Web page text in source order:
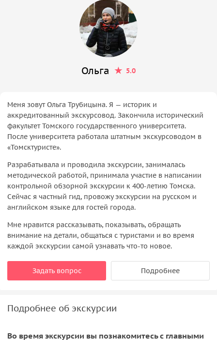
Ольга 5.0
Меня зовут Ольга Трубицына. Я — историк и
аккредитованный экскурсовод. Закончила исторический
факультет Томского государственного университета.
После университета работала штатным экскурсоводом в
«Томсктуристе».
Разрабатывала и проводила экскурсии, занималась
методической работой, принимала участие в написании
контрольной обзорной экскурсии к 400-летию Томска.
Сейчас я частный гид, провожу экскурсии на русском и
английском языке для гостей города.
Мне нравится рассказывать, показывать, обращать
внимание на детали, общаться с туристами и во время
каждой экскурсии самой узнавать что-то новое.
Задать вопрос Подробнее
Подробнее об экскурсии
Во время экскурсии вы познакомитесь с главными